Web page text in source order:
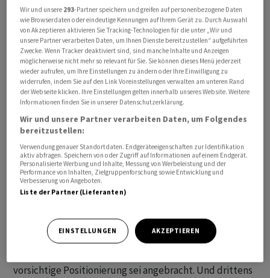
Allerdings weist der Experte bei US-Investitionen auf
einige Punkte hin: Erstens ist die Absicherung der
Zinsunterschied hält er diese für sinnvoll. Zweitens
seien die Kreditaufschläge historisch eng und böten bei
vorsichtige Positionierung sei angebracht. Und drittens
Wir und unsere 293-Partner speichern und greifen auf personenbezogene Daten
wie Browserdaten oder eindeutige Kennungen auf Ihrem Gerät zu. Durch Auswahl
von Akzeptieren aktivieren Sie Tracking-Technologien für die unter „Wir und
unsere Partner verarbeiten Daten, um Ihnen Dienste bereitzustellen“ aufgeführten
Zwecke. Wenn Tracker deaktiviert sind, sind manche Inhalte und Anzeigen
möglicherweise nicht mehr so relevant für Sie. Sie können dieses Menü jederzeit
wieder aufrufen, um Ihre Einstellungen zu ändern oder Ihre Einwilligung zu
widerrufen, indem Sie auf den Link Voreinstellungen verwalten am unteren Rand
der Webseite klicken. Ihre Einstellungen gelten innerhalb unseres Website. Weitere
Informationen finden Sie in unserer Datenschutzerklärung.
Wir und unsere Partner verarbeiten Daten, um Folgendes
bereitzustellen:
Verwendung genauer Standortdaten. Endgeräteeigenschaften zur Identifikation
aktiv abfragen. Speichern von oder Zugriff auf Informationen auf einem Endgerät.
Personalisierte Werbung und Inhalte, Messung von Werbeleistung und der
Performance von Inhalten, Zielgruppenforschung sowie Entwicklung und
Verbesserung von Angeboten.
Liste der Partner (Lieferanten)
EINSTELLUNGEN AKZEPTIEREN